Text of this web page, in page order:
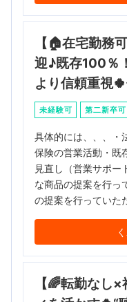
【🏠在宅勤務
迎♪既存100％
より信頼重視
未経験可 第二新卒可
具体的には、、、・
保険の営業活動・既
見直し（営業サポー
な商品の提案を行っ
の提案を行っていた
【🌈転勤なし